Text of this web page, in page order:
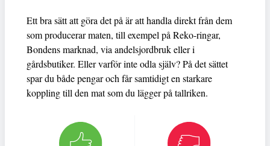
Ett bra sätt att göra det på är att handla direkt från dem
som producerar maten, till exempel på Reko-ringar,
Bondens marknad, via andelsjordbruk eller i
gårdsbutiker. Eller varför inte odla själv? På det sättet
spar du både pengar och får samtidigt en starkare
koppling till den mat som du lägger på tallriken.